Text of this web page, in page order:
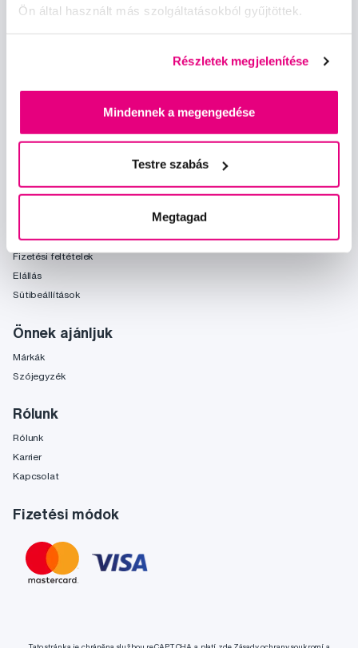
Ön által használt más szolgáltatásokból gyűjtöttek.
Részletek megjelenítése
Mindennek a megengedése
Testre szabás
Megtagad
Kérdések, tanácsadás
info@profimed.hu
Kereskedelmi feltételek
Személyes adatok védelme
Fizetési feltételek
Elállás
Sütibeállítások
Önnek ajánljuk
Márkák
Szójegyzék
Rólunk
Rólunk
Karrier
Kapcsolat
Fizetési módok
Tato stránka je chráněna službou reCAPTCHA a platí zde Zásady ochrany soukromí a